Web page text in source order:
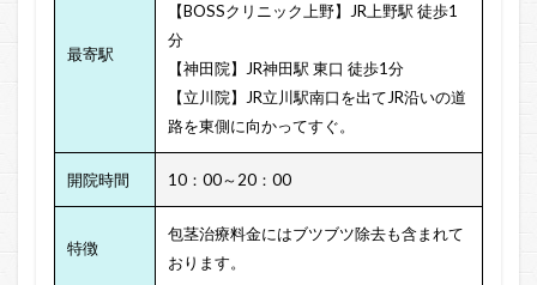
最寄駅
【BOSSクリニック上野】JR上野駅 徒歩1
分
【神田院】JR神田駅 東口 徒歩1分
【立川院】JR立川駅南口を出てJR沿いの道
路を東側に向かってすぐ。
開院時間 10：00～20：00
特徴
包茎治療料金にはブツブツ除去も含まれて
おります。